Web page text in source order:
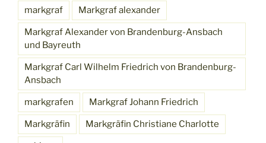
markgraf Markgraf alexander
Markgraf Alexander von Brandenburg-Ansbach
und Bayreuth
Markgraf Carl Wilhelm Friedrich von Brandenburg-
Ansbach
markgrafen Markgraf Johann Friedrich
Markgräfin Markgräfin Christiane Charlotte